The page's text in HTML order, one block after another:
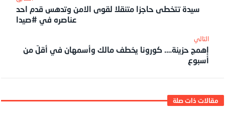
سيدة تتخطى حاجزا متنقلا لقوى الامن وتدهس قدم احد
عناصره في #صيدا
‎التالي
إهمج حزينة…. كورونا يخطف مالك وأسمهان في أقلّ من
أسبوع